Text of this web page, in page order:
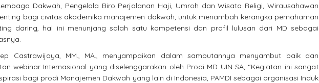
Dakwah, Pengelola Biro Perjalanan Haji, Umroh dan Wisata Religi, Wirausahawan
bagi civitas akademika manajemen dakwah, untuk menambah kerangka pemahaman
daring, hal ini menunjang salah satu kompetensi dan profil lulusan dari MD sebagai
Castrawijaya, MM., MA., menyampaikan dalam sambutannya menyambut baik dan
webinar Internasional yang diselenggarakan oleh Prodi MD UIN SA, “Kegiatan ini sangat
bagi prodi Manajemen Dakwah yang lain di Indonesia, PAMDI sebagai organisasi Induk